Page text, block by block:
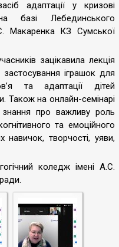
адаптації у кризові
базі Лебединського
Макаренка КЗ Сумської
зацікавила лекція
іграшок для
та адаптації дітей
Також на онлайн-семінарі
про важливу роль
та емоційного
навичок, творчості, уяви,
коледж імені А.С.